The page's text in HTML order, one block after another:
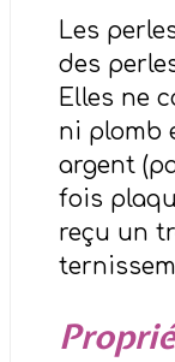
Les
des
Elles ne
ni plomb
argent
fois
reçu un